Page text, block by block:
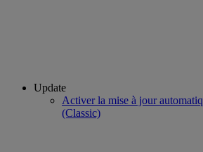
Update
Activer la mise à jour
(Classic)